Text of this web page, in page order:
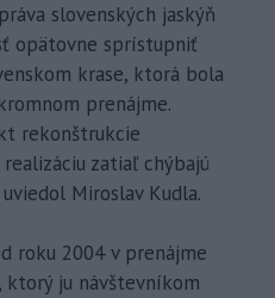
slovenských jaskýň
opätovne sprístupniť
krase, ktorá bola
prenájme.
rekonštrukcie
zatiaľ chýbajú
Miroslav Kudla.
roku 2004 v prenájme
ktorý ju návštevníkom